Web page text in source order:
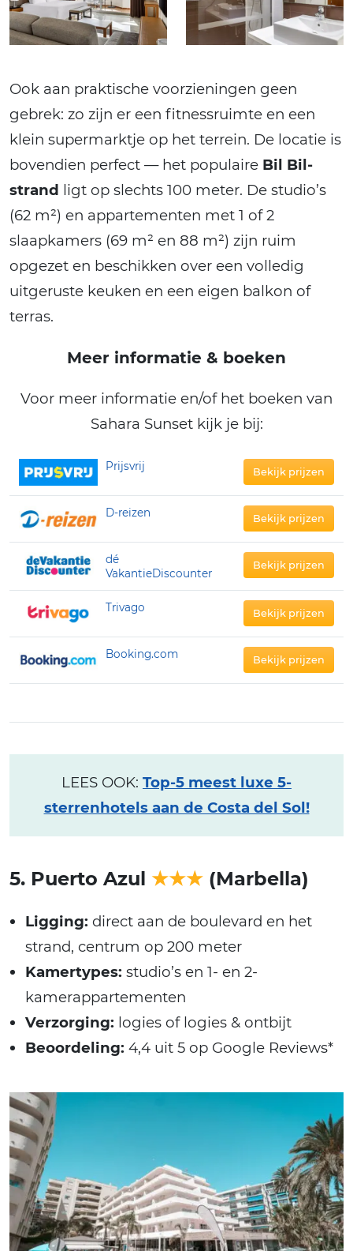
Ook aan praktische voorzieningen geen
gebrek: zo zijn er een fitnessruimte en een
klein supermarktje op het terrein. De locatie is
bovendien perfect — het populaire Bil Bil-
strand ligt op slechts 100 meter. De studio’s
(62 m²) en appartementen met 1 of 2
slaapkamers (69 m² en 88 m²) zijn ruim
opgezet en beschikken over een volledig
uitgeruste keuken en een eigen balkon of
terras.
Meer informatie & boeken
Voor meer informatie en/of het boeken van
Sahara Sunset kijk je bij:
Prijsvrij Bekijk prijzen
D-reizen Bekijk prijzen
dé
VakantieDiscounter
Bekijk prijzen
Trivago Bekijk prijzen
Booking.com Bekijk prijzen
LEES OOK: Top-5 meest luxe 5-
sterrenhotels aan de Costa del Sol!
5. Puerto Azul ★★★ (Marbella)
Ligging: direct aan de boulevard en het
strand, centrum op 200 meter
Kamertypes: studio’s en 1- en 2-
kamerappartementen
Verzorging: logies of logies & ontbijt
Beoordeling: 4,4 uit 5 op Google Reviews*